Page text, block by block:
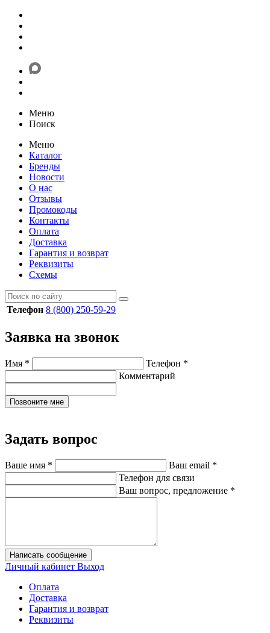
Меню
Поиск
Меню
Каталог
Бренды
Новости
О нас
Отзывы
Промокоды
Контакты
Оплата
Доставка
Гарантия и возврат
Реквизиты
Схемы
Телефон 8 (800) 250-59-29
Заявка на звонок
Имя * Телефон *
Комментарий
Позвоните мне
Задать вопрос
Ваше имя * Ваш email *
Телефон для связи
Ваш вопрос, предложение *
Написать сообщение
Личный кабинет Выход
Оплата
Доставка
Гарантия и возврат
Реквизиты